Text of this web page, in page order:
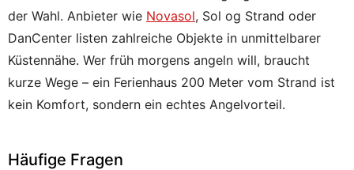
der Wahl. Anbieter wie Novasol, Sol og Strand oder
DanCenter listen zahlreiche Objekte in unmittelbarer
Küstennähe. Wer früh morgens angeln will, braucht
kurze Wege – ein Ferienhaus 200 Meter vom Strand ist
kein Komfort, sondern ein echtes Angelvorteil.
Häufige Fragen